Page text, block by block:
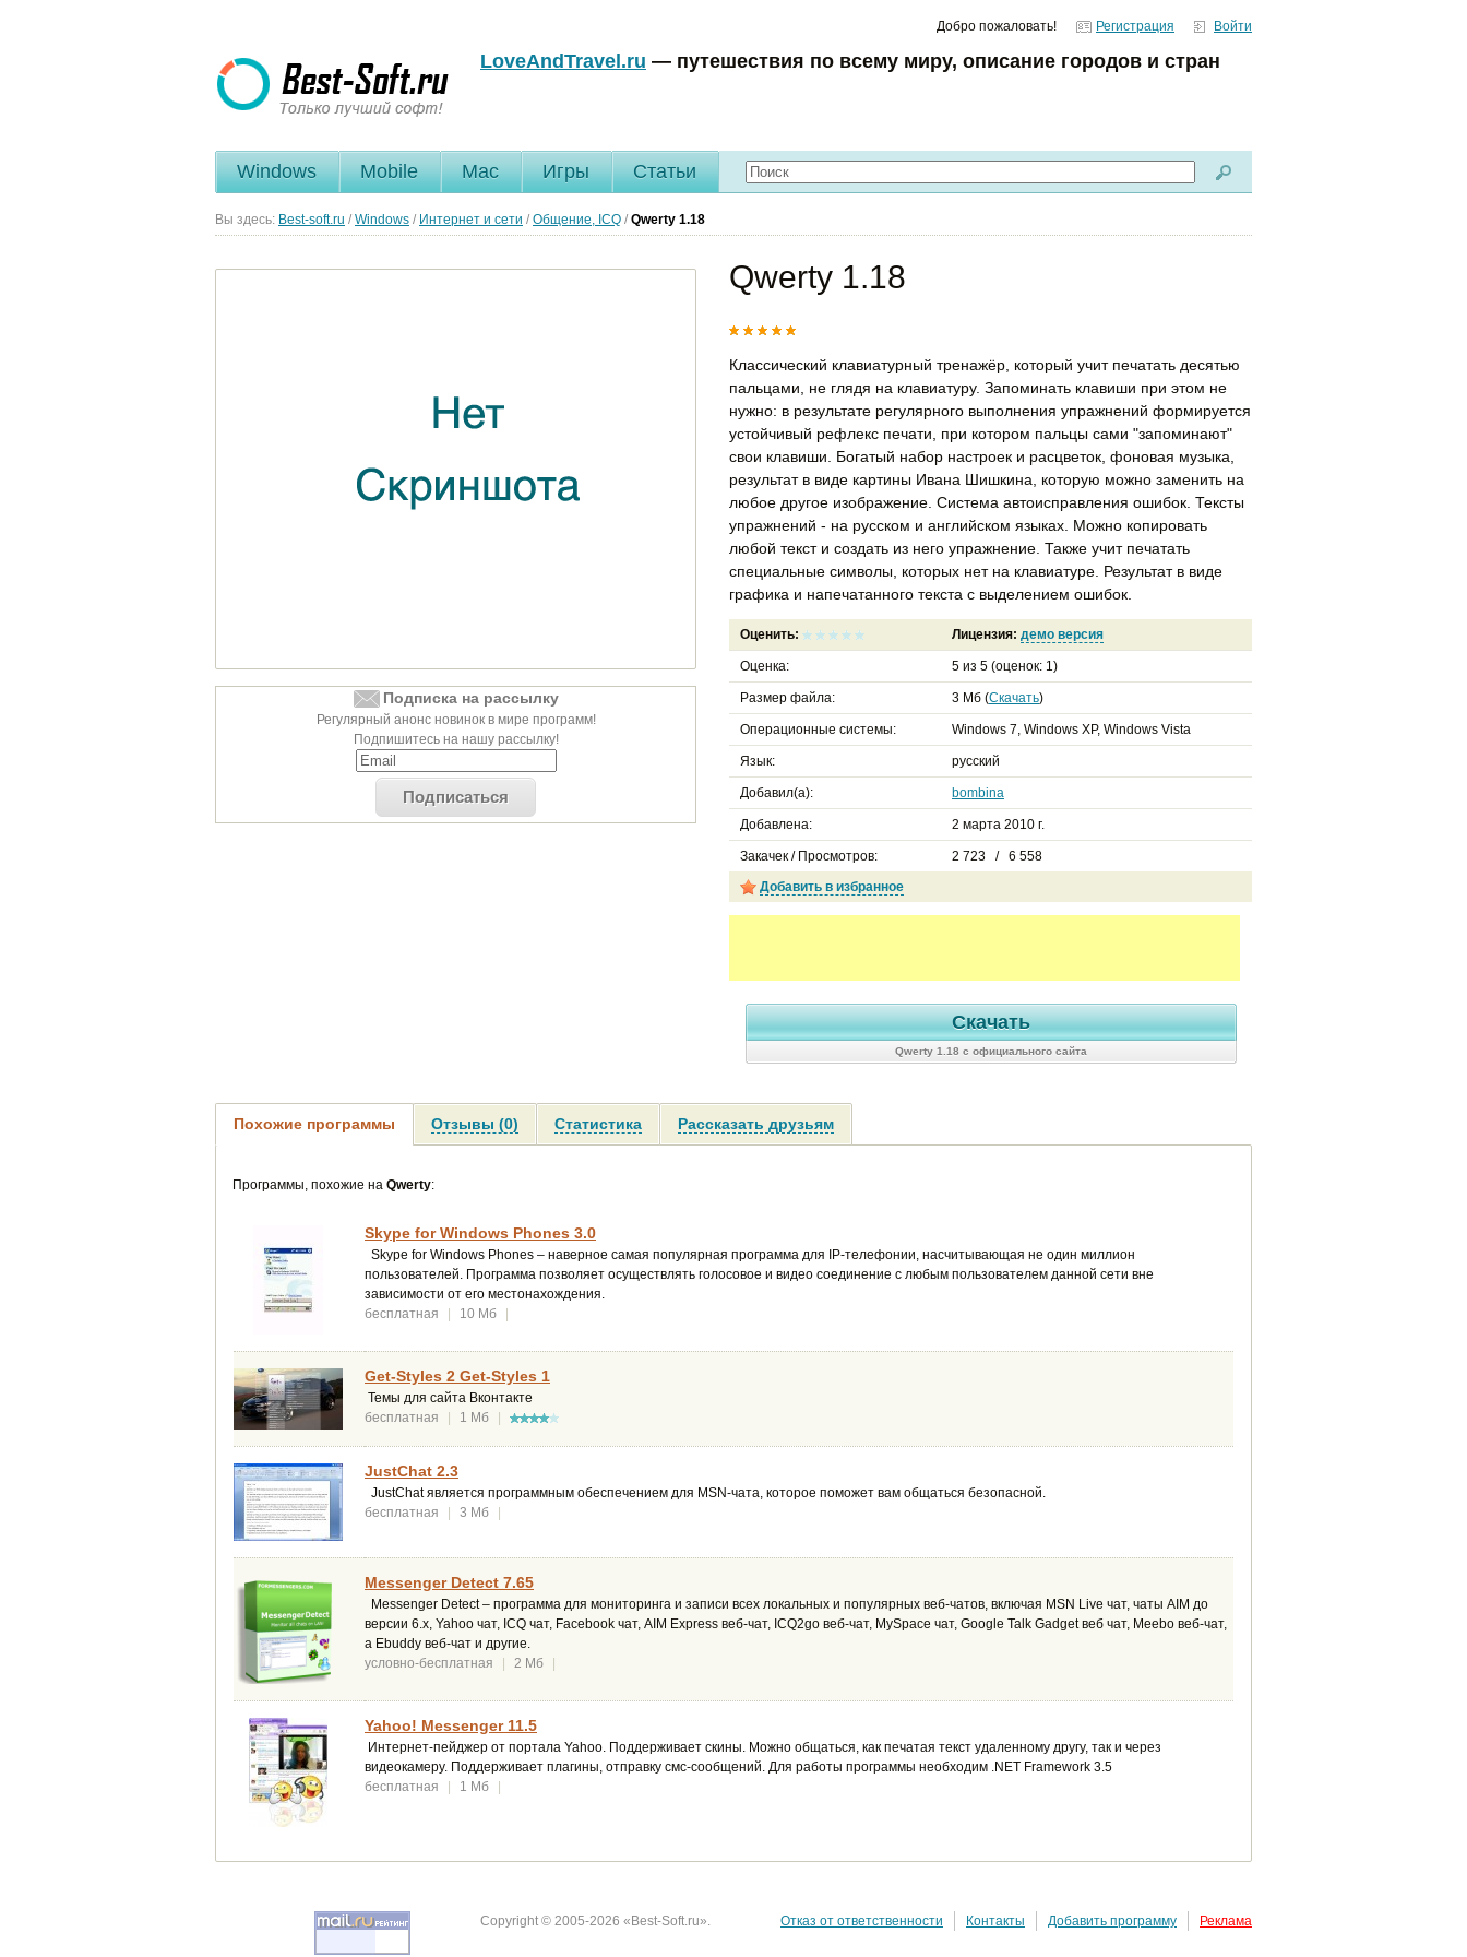
Добро пожаловать! Регистрация Войти
LoveAndTravel.ru — путешествия по всему миру, описание городов и стран
Windows Mobile Mac Игры Статьи
Вы здесь: Best-soft.ru / Windows / Интернет и сети / Общение, ICQ / Qwerty 1.18
Подписка на рассылку
Регулярный анонс новинок в мире программ!
Подпишитесь на нашу рассылку!
Подписаться
Qwerty 1.18
Классический клавиатурный тренажёр, который учит печатать десятью
пальцами, не глядя на клавиатуру. Запоминать клавиши при этом не
нужно: в результате регулярного выполнения упражнений формируется
устойчивый рефлекс печати, при котором пальцы сами "запоминают"
свои клавиши. Богатый набор настроек и расцветок, фоновая музыка,
результат в виде картины Ивана Шишкина, которую можно заменить на
любое другое изображение. Система автоисправления ошибок. Тексты
упражнений - на русском и английском языках. Можно копировать
любой текст и создать из него упражнение. Также учит печатать
специальные символы, которых нет на клавиатуре. Результат в виде
графика и напечатанного текста с выделением ошибок.
Оценить: Лицензия: демо версия
Оценка: 5 из 5 (оценок: 1 )
Размер файла: 3 Мб (Скачать)
Операционные системы: Windows 7, Windows XP, Windows Vista
Язык: русский
Добавил(а): bombina
Добавлена: 2 марта 2010 г.
Закачек / Просмотров:
2 723 / 6 558
Добавить в избранное
Скачать
Qwerty 1.18 с официального сайта
Похожие программы Отзывы (0) Статистика Рассказать друзьям
Программы, похожие на Qwerty:
Skype for Windows Phones 3.0
Skype for Windows Phones – наверное самая популярная программа для IP-телефонии, насчитывающая не один миллион
пользователей. Программа позволяет осуществлять голосовое и видео соединение с любым пользователем данной сети вне
зависимости от его местонахождения.
бесплатная
| 10 Мб |
Get-Styles 2 Get-Styles 1
Темы для сайта Вконтакте
бесплатная
| 1 Мб |
JustChat 2.3
JustChat является программным обеспечением для MSN-чата, которое поможет вам общаться безопасной.
бесплатная
| 3 Мб |
Messenger Detect 7.65
Messenger Detect – программа для мониторинга и записи всех локальных и популярных веб-чатов, включая MSN Live чат, чаты AIM до
версии 6.x, Yahoo чат, ICQ чат, Facebook чат, AIM Express веб-чат, ICQ2go веб-чат, MySpace чат, Google Talk Gadget веб чат, Meebo веб-чат,
а Ebuddy веб-чат и другие.
условно-бесплатная
| 2 Мб |
Yahoo! Messenger 11.5
Интернет-пейджер от портала Yahoo. Поддерживает скины. Можно общаться, как печатая текст удаленному другу, так и через
видеокамеру. Поддерживает плагины, отправку смс-сообщений. Для работы программы необходим .NET Framework 3.5
бесплатная
| 1 Мб |
Copyright © 2005-2026 «Best-Soft.ru». Отказ от ответственности Контакты Добавить программу Реклама